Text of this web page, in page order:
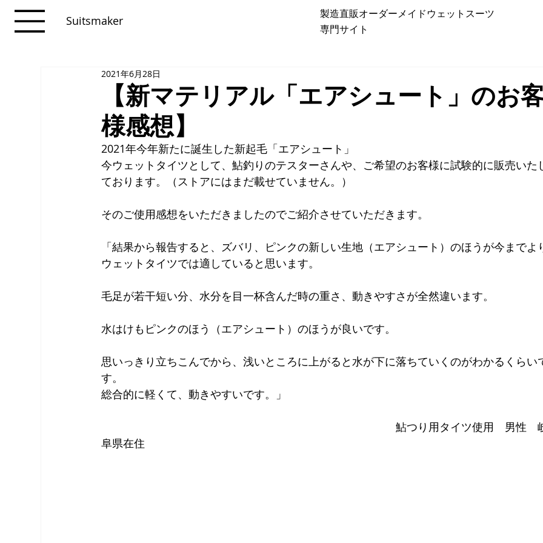
Suitsmaker
製造直販オーダーメイドウェットスーツ
専門サイト
【新マテリアル「エアシュート」のお
様感想】
2021年6月28日
2021年今年新たに誕生した新起毛「エアシュート」
今ウェットタイツとして、鮎釣りのテスターさんや、ご希望のお客様に試験的に販売いた
ております。（ストアにはまだ載せていません。）
そのご使用感想をいただきましたのでご紹介させていただきます。
「結果から報告すると、ズバリ、ピンクの新しい生地（エアシュート）のほうが今までよ
ウェットタイツでは適していると思います。
毛足が若干短い分、水分を目一杯含んだ時の重さ、動きやすさが全然違います。
水はけもピンクのほう（エアシュート）のほうが良いです。
思いっきり立ちこんでから、浅いところに上がると水が下に落ちていくのがわかるくらい
す。
総合的に軽くて、動きやすいです。」
鮎つり用タイツ使用　男性　
阜県在住